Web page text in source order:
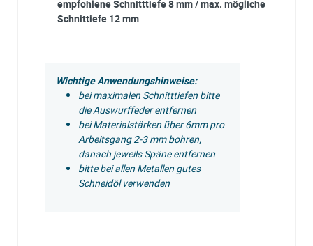
empfohlene Schnitttiefe 8 mm / max. mögliche
Schnittiefe 12 mm
Wichtige Anwendungshinweise:
bei maximalen Schnitttiefen bitte
die Auswurffeder entfernen
bei Materialstärken über 6mm pro
Arbeitsgang 2-3 mm bohren,
danach jeweils Späne entfernen
bitte bei allen Metallen gutes
Schneidöl verwenden